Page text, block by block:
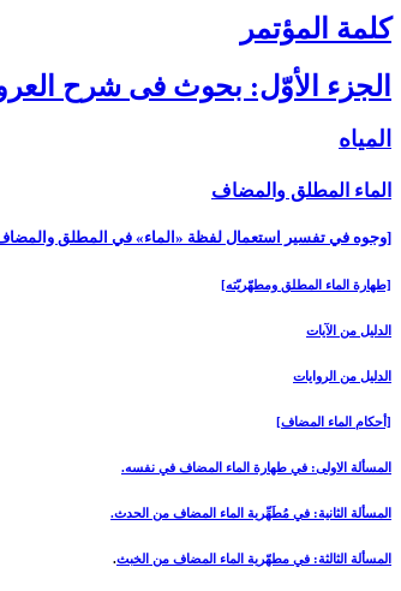
كلمة المؤتمر
الجزء الأوّل: بحوث فى شرح
المياه‏
الماء المطلق والمضاف‏
[وجوه في تفسير استعمال لفظة «الماء» في المطلق
[طهارة الماء المطلق ومطهّريّته‏]
الدليل من الآيات
الدليل من الروايات
[أحكام الماء المضاف‏]
المسألة الاولى: في طهارة الماء المضاف في نفسه.
المسألة الثانية: في مُطَهِّرية الماء المضاف من الحدث.
المسألة الثالثة: في مطهّرية الماء المضاف من الخبث.